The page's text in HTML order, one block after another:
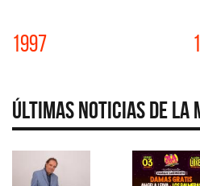
1997
Últimas Noticias de la